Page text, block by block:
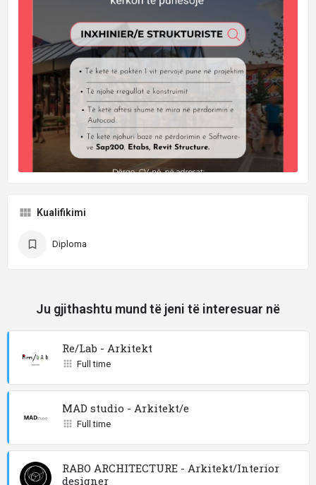
Kualifikimi
Diploma
Ju gjithashtu mund të jeni të interesuar në
Re/Lab - Arkitekt
Full time
MAD studio - Arkitekt/e
Full time
RABO ARCHITECTURE - Arkitekt/Interior
designer